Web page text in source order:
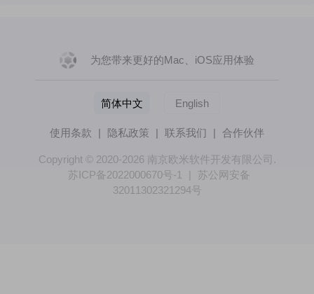
为您带来更好的Mac、iOS应用体验
简体中文 English
使用条款 | 隐私政策 | 联系我们 | 合作伙伴
Copyright © 2020-2026 南京欧米软件开发有限公司.
苏ICP备2022000670号-1
苏公网安备
32011302321294号